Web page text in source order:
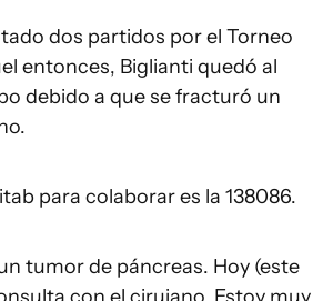
dos partidos por el Torneo
entonces, Biglianti quedó al
debido a que se fracturó un
para colaborar es la 138086.
tumor de páncreas. Hoy (este